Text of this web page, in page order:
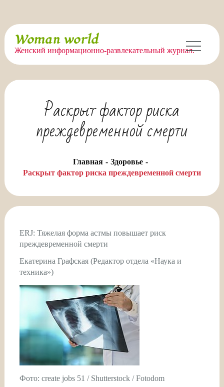
Перейти
содержимому
Woman world
Женский информационно-развлекательный журнал.
Раскрыт фактор риска
преждевременной смерти
Главная
Здоровье
Раскрыт фактор риска преждевременной смерти
ERJ: Тяжелая форма астмы повышает риск
преждевременной смерти
Екатерина Графская (Редактор отдела «Наука и
техника»)
Фото: create jobs 51 / Shutterstock / Fotodom